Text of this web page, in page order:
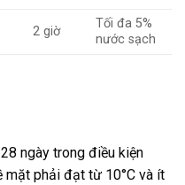
2 giờ
Tối đa 5%
nước sạch
ngày trong điều kiện
mặt phải đạt từ 10°C và ít